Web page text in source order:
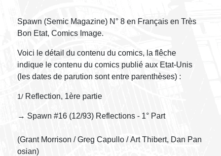
Spawn (Semic Magazine) N° 8 en Français en Très
Bon Etat, Comics Image.
Voici le détail du contenu du comics, la flêche
indique le contenu du comics publié aux Etat-Unis
(les dates de parution sont entre parenthèses) :
1/ Reflection, 1ère partie
→ Spawn #16 (12/93) Reflections - 1° Part
(Grant Morrison / Greg Capullo / Art Thibert, Dan Pan
osian)